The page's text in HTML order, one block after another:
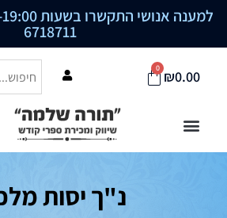
למענה אנושי התקשרו בשעות 09:00-19:00 לטלפון
6718711
₪0.00
0
נ"ך יסות